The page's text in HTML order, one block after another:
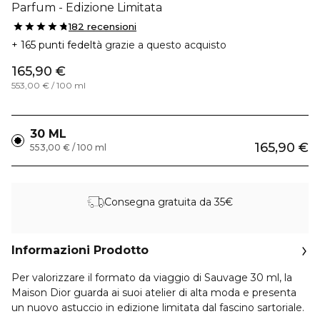
Parfum - Edizione Limitata
182 recensioni
165 punti fedeltà grazie a questo acquisto
165,90 €
553,00 € / 100 ml
30 ML
165,90 €
553,00 € / 100 ml
Consegna gratuita da 35€
Informazioni Prodotto
Per valorizzare il formato da viaggio di Sauvage 30 ml, la
Maison Dior guarda ai suoi atelier di alta moda e presenta
un nuovo astuccio in edizione limitata dal fascino sartoriale.